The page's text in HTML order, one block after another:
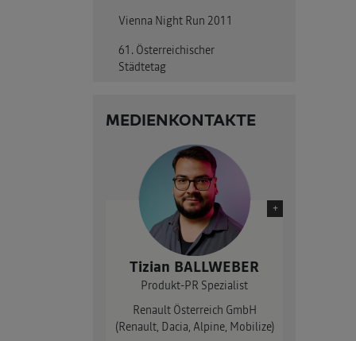
Vienna Night Run 2011
61. Österreichischer
Städtetag
MEDIENKONTAKTE
+
Tizian BALLWEBER
Produkt-PR Spezialist
Renault Österreich GmbH
(Renault, Dacia, Alpine, Mobilize)